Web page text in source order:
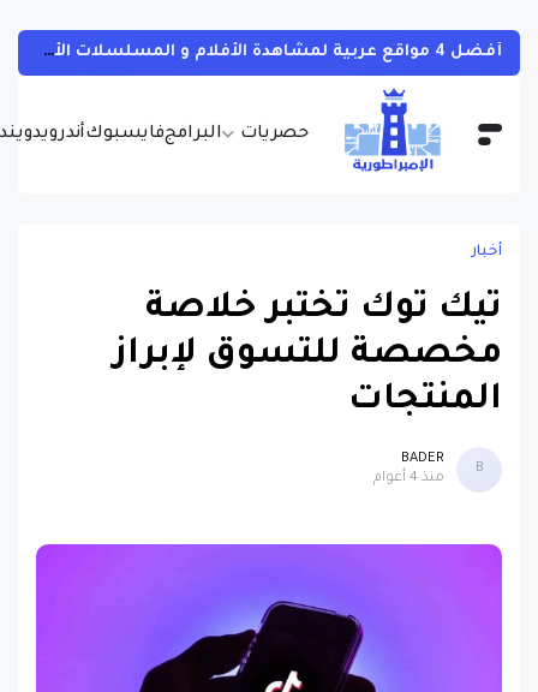
حصريات البرامجفايسبوكأندرويد
أفضل 4 مواقع عربية لمشاهدة الأفلام و المسلسلات الأجنبية بجودات مختلفة و بالمجان مع مترجمة
أخبار
تيك توك تختبر خلاصة
مخصصة للتسوق لإبراز
المنتجات
B
BADER
منذ 4 أعوام